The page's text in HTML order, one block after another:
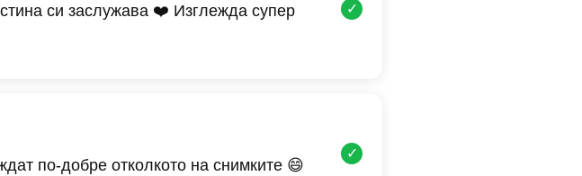
си заслужава ❤️ Изглежда супер
✓
по-добре отколкото на снимките 😄
✓